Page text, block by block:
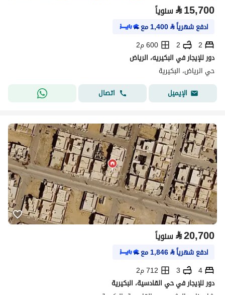
⃁15,700 سنوياً
ادفع شهرياً⃁
1,400مع
2
2
600 م2
دور للإيجار في البكيريه، الرياض
حي الرياض، البكيرية
الإيميل
اتصال
⃁20,700 سنوياً
ادفع شهرياً⃁
1,846مع
4
3
712 م2
دور للإيجار في حي القادسية، البكيرية